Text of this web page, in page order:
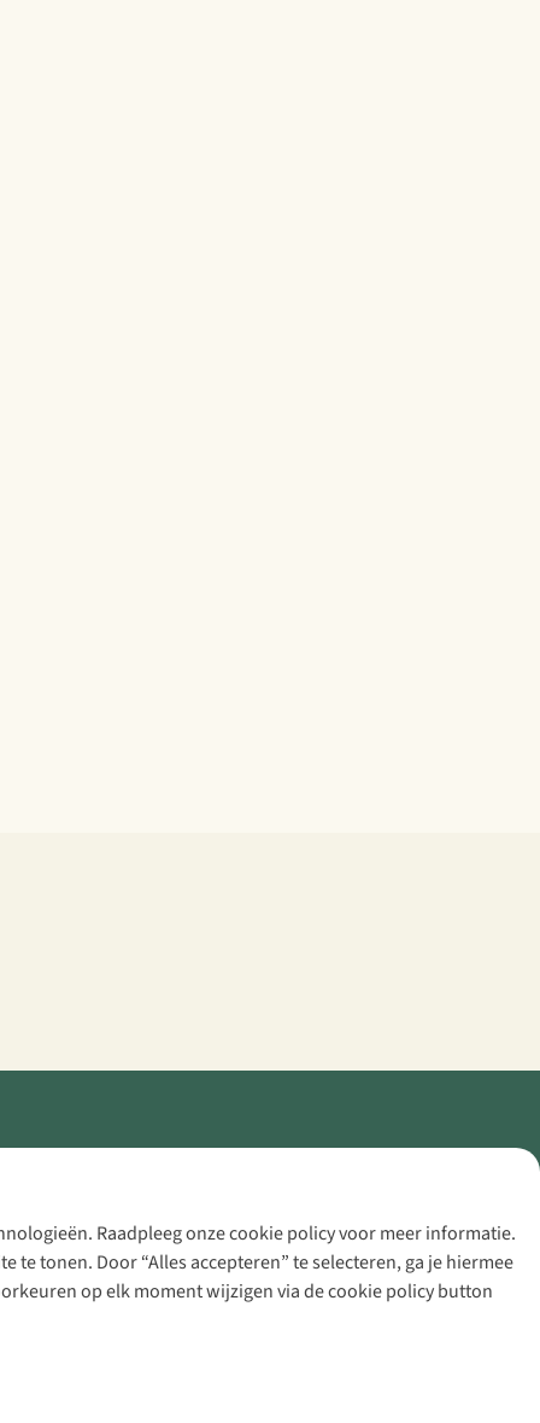
Raadpleeg onze cookie policy voor meer informatie.
tonen. Door “Alles accepteren” te selecteren, ga je hiermee
op elk moment wijzigen via de cookie policy button